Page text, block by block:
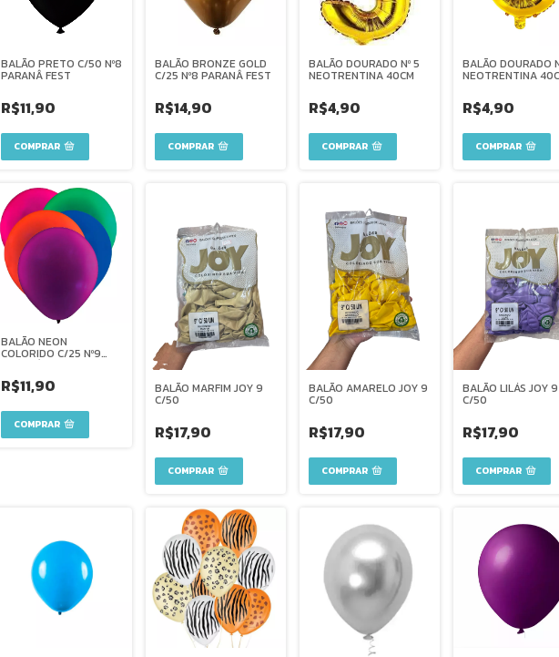
BALÃO PRETO C/50 Nº8
PARANÂ FEST
R$11,90
BALÃO BRONZE GOLD
C/25 Nº8 PARANÂ FEST
R$14,90
BALÃO DOURADO Nº 5
NEOTRENTINA 40CM
R$4,90
BALÃO DOURADO
NEOTRENTINA
R$4,90
BALÃO NEON
COLORIDO C/25 Nº9
PARANÂ FEST
R$11,90 BALÃO MARFIM JOY 9
C/50
R$17,90
BALÃO AMARELO JOY 9
C/50
R$17,90
BALÃO LILÁS JOY 9
C/50
R$17,90